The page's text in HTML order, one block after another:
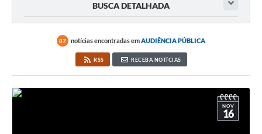
BUSCA DETALHADA
87 notícias encontradas emAUDIÊNCIA PÚBLICA
RSS RECEBA NOTÍCIAS
NOV
16